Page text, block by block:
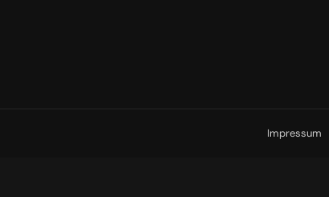
Impressum